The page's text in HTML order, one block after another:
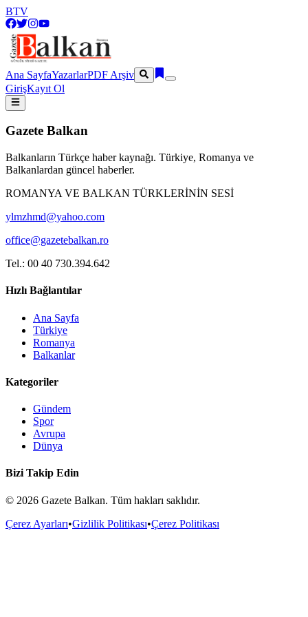
BTV
Ana SayfaYazarlarPDF Arşiv
GirişKayıt Ol
Gazete Balkan
Balkanların Türkçe haber kaynağı. Türkiye, Romanya ve
Balkanlardan güncel haberler.
ROMANYA VE BALKAN TÜRKLERİNİN SESİ
ylmzhmd@yahoo.com
office@gazetebalkan.ro
Tel.: 00 40 730.394.642
Hızlı Bağlantılar
Ana Sayfa
Türkiye
Romanya
Balkanlar
Kategoriler
Gündem
Spor
Avrupa
Dünya
Bizi Takip Edin
© 2026 Gazete Balkan. Tüm hakları saklıdır.
Çerez Ayarları•Gizlilik Politikası•Çerez Politikası